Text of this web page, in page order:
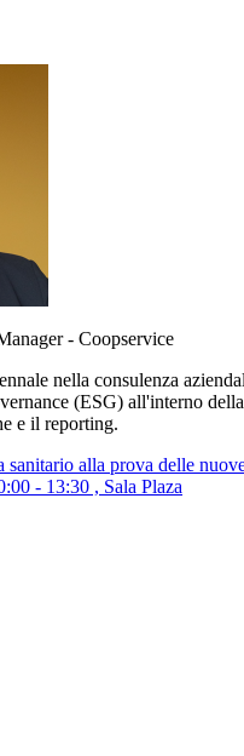
- Coopservice
nella consulenza
(ESG) all'interno
e il reporting.
sanitario alla prova delle
- 13:30 , Sala Plaza